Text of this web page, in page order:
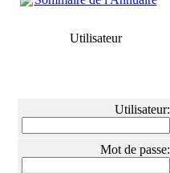
Utilisateur
Utilisateur:
Mot de passe: